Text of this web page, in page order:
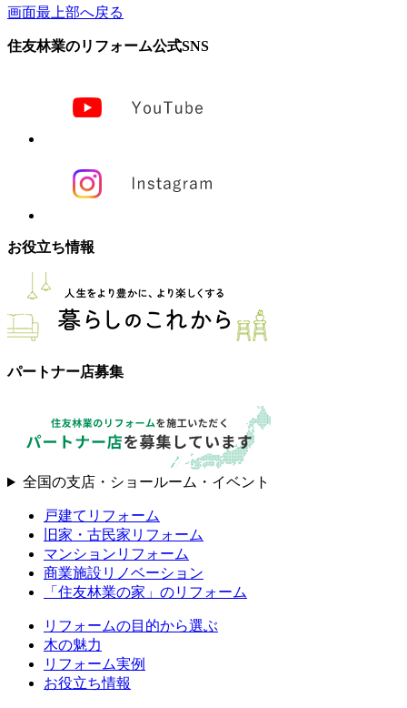
画面最上部へ戻る
住友林業のリフォーム公式SNS
お役立ち情報
パートナー店募集
全国の支店・ショールーム・イベント
戸建てリフォーム
旧家・古民家リフォーム
マンションリフォーム
商業施設リノベーション
「住友林業の家」のリフォーム
リフォームの目的から選ぶ
木の魅力
リフォーム実例
お役立ち情報